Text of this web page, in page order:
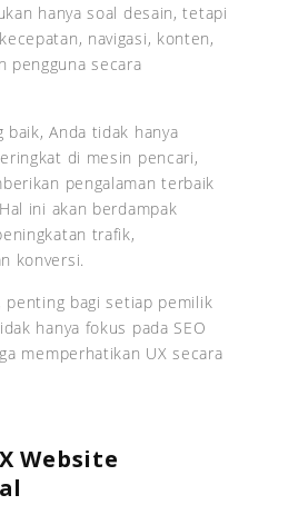
hanya soal desain, tetapi
navigasi, konten,
pengguna secara
baik, Anda tidak hanya
di mesin pencari,
pengalaman terbaik
ini akan berdampak
trafik,
konversi.
penting bagi setiap pemilik
hanya fokus pada SEO
memperhatikan UX secara
Website